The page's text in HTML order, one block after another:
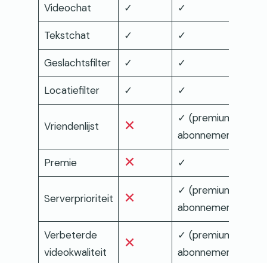
Videochat ✓ ✓
Tekstchat ✓ ✓
Geslachtsfilter ✓ ✓
Locatiefilter ✓ ✓
Vriendenlijst
✓ (premium
abonnement)
Premie ✓
Serverprioriteit
✓ (premium
abonnement)
Verbeterde
videokwaliteit
✓ (premium
abonnement)